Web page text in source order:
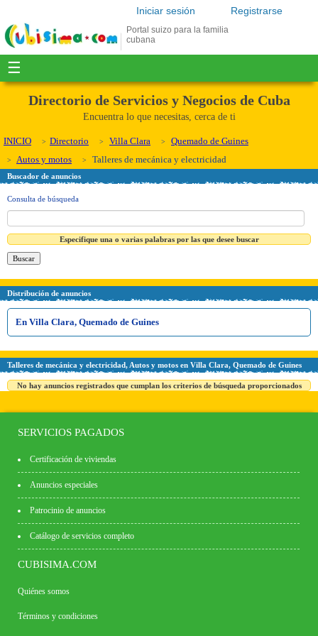
Registrarse
Iniciar sesión
Portal suizo para la familia
cubana
☰
Directorio de Servicios y Negocios de Cuba
Encuentra lo que necesitas, cerca de ti
INICIO Directorio Villa Clara
Quemado de Guines
Autos y motos
Talleres de mecánica y electricidad
Buscador de anuncios
Consulta de búsqueda
Especifique una o varias palabras por las que desee buscar
Distribución de anuncios
En Villa Clara, Quemado de Guines
Talleres de mecánica y electricidad, Autos y motos en Villa Clara, Quemado de Guines
No hay anuncios registrados que cumplan los criterios de búsqueda proporcionados
SERVICIOS PAGADOS
Certificación de viviendas
Anuncios especiales
Patrocinio de anuncios
Catálogo de servicios completo
CUBISIMA.COM
Quiénes somos
Términos y condiciones